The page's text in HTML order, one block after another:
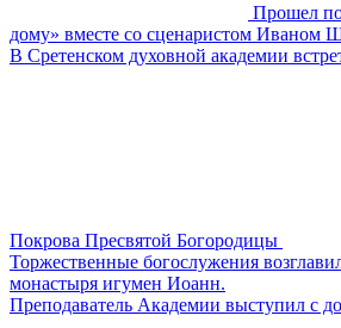
Прошел
дому» вместе со сценаристом Иваном
В Сретенском духовной академии
Покрова Пресвятой Богородицы
Торжественные богослужения
монастыря игумен Иоанн.
Преподаватель Академии выступил с